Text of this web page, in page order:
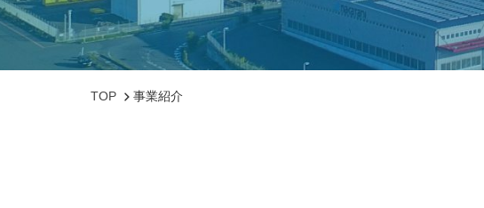
TOP 事業紹介